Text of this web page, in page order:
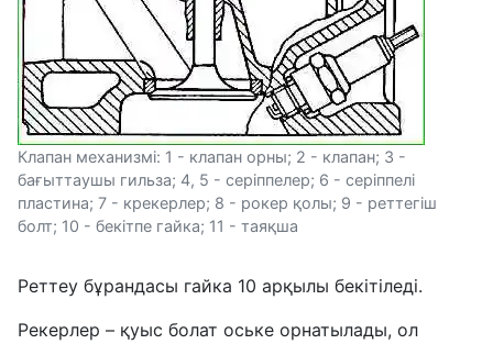
Клапан механизмі: 1 - клапан орны; 2 - клапан; 3 -
бағыттаушы гильза; 4, 5 - серіппелер; 6 - серіппелі
пластина; 7 - крекерлер; 8 - рокер қолы; 9 - реттегіш
болт; 10 - бекітпе гайка; 11 - таяқша
Реттеу бұрандасы гайка 10 арқылы бекітіледі.
Рекерлер – қуыс болат оське орнатылады, ол